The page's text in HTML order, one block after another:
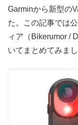
Garminから新型の
た。この記事では
ィア（Bikerumor /
いてまとめてみまし